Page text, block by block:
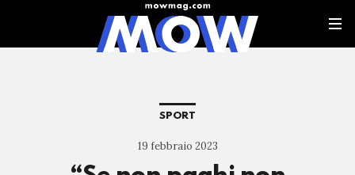
SPORT
19 febbraio 2023